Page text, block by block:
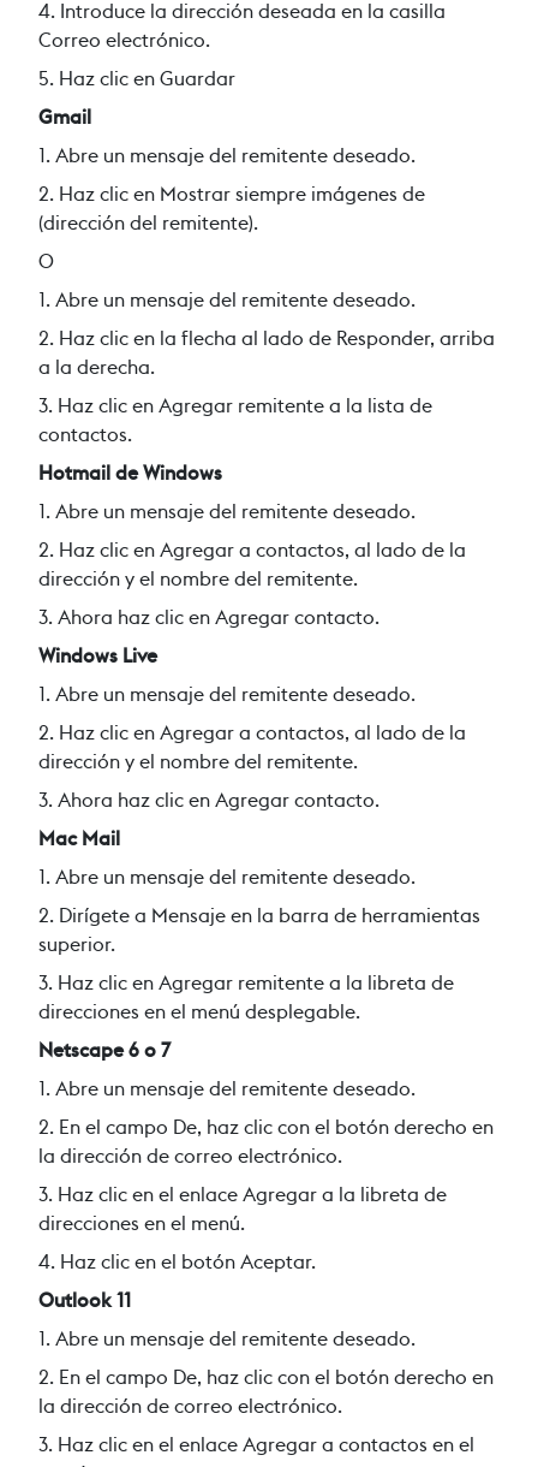
4. Introduce la dirección deseada en la casilla
Correo electrónico.
5. Haz clic en Guardar
Gmail
1. Abre un mensaje del remitente deseado.
2. Haz clic en Mostrar siempre imágenes de
(dirección del remitente).
O
1. Abre un mensaje del remitente deseado.
2. Haz clic en la flecha al lado de Responder, arriba
a la derecha.
3. Haz clic en Agregar remitente a la lista de
contactos.
Hotmail de Windows
1. Abre un mensaje del remitente deseado.
2. Haz clic en Agregar a contactos, al lado de la
dirección y el nombre del remitente.
3. Ahora haz clic en Agregar contacto.
Windows Live
1. Abre un mensaje del remitente deseado.
2. Haz clic en Agregar a contactos, al lado de la
dirección y el nombre del remitente.
3. Ahora haz clic en Agregar contacto.
Mac Mail
1. Abre un mensaje del remitente deseado.
2. Dirígete a Mensaje en la barra de herramientas
superior.
3. Haz clic en Agregar remitente a la libreta de
direcciones en el menú desplegable.
Netscape 6 o 7
1. Abre un mensaje del remitente deseado.
2. En el campo De, haz clic con el botón derecho en
la dirección de correo electrónico.
3. Haz clic en el enlace Agregar a la libreta de
direcciones en el menú.
4. Haz clic en el botón Aceptar.
Outlook 11
1. Abre un mensaje del remitente deseado.
2. En el campo De, haz clic con el botón derecho en
la dirección de correo electrónico.
3. Haz clic en el enlace Agregar a contactos en el